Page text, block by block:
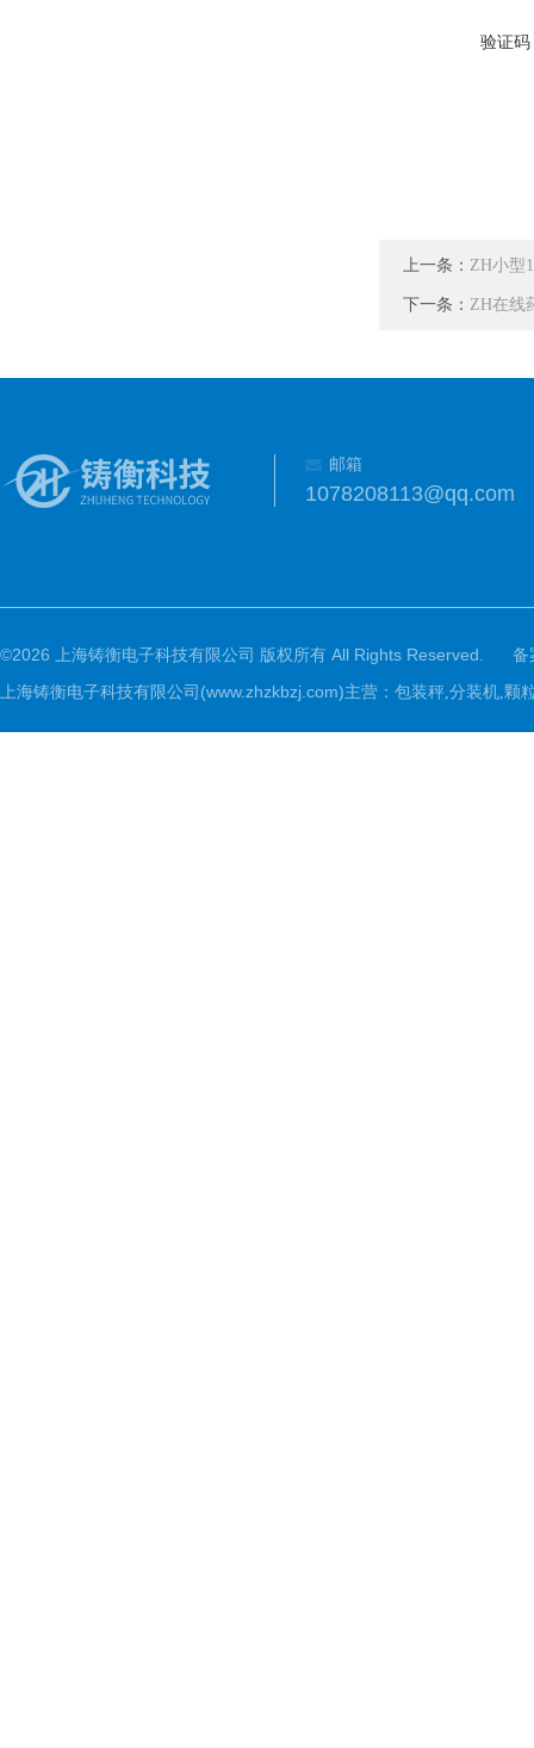
验证码
上一条： ZH小型
下一条： ZH在线
邮箱
1078208113@qq.com
©2026 上海铸衡电子科技有限公司 版权所有 All Rights Reserved.
备
上海铸衡电子科技有限公司(www.zhzkbzj.com)主营： 包装秤,分装机,颗